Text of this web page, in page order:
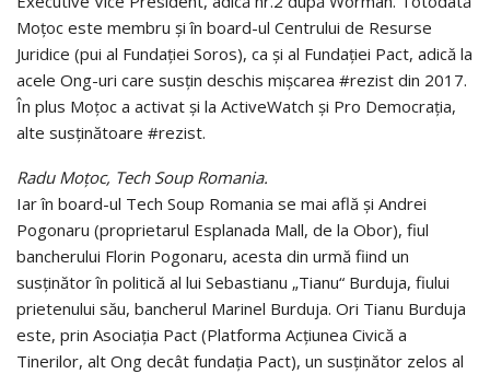
Moţoc este membru şi în board-ul Centrului de Resurse
Juridice (pui al Fundaţiei Soros), ca şi al Fundaţiei Pact, adică la
acele Ong-uri care susţin deschis mişcarea #rezist din 2017.
În plus Moţoc a activat şi la ActiveWatch şi Pro Democraţia,
alte susţinătoare #rezist.
Radu Moțoc, Tech Soup Romania.
Iar în board-ul Tech Soup Romania se mai află şi Andrei
Pogonaru (proprietarul Esplanada Mall, de la Obor), fiul
bancherului Florin Pogonaru, acesta din urmă fiind un
susţinător în politică al lui Sebastianu „Tianu“ Burduja, fiului
prietenului său, bancherul Marinel Burduja. Ori Tianu Burduja
este, prin Asociaţia Pact (Platforma Acţiunea Civică a
Tinerilor, alt Ong decât fundaţia Pact), un susţinător zelos al